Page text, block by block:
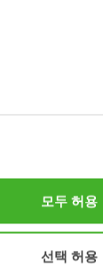
모두 허용
선택 허용
틸